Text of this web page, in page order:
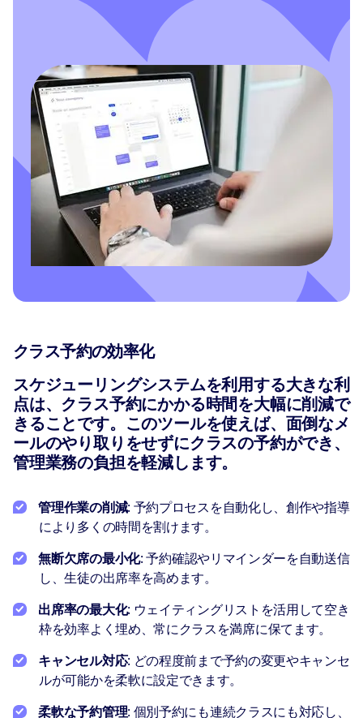
クラス予約の効率化
スケジューリングシステムを利用する大きな利
点は、クラス予約にかかる時間を大幅に削減で
きることです。このツールを使えば、面倒なメ
ールのやり取りをせずにクラスの予約ができ、
管理業務の負担を軽減します。
管理作業の削減: 予約プロセスを自動化し、創作や指導
により多くの時間を割けます。
無断欠席の最小化: 予約確認やリマインダーを自動送信
し、生徒の出席率を高めます。
出席率の最大化: ウェイティングリストを活用して空き
枠を効率よく埋め、常にクラスを満席に保てます。
キャンセル対応: どの程度前まで予約の変更やキャンセ
ルが可能かを柔軟に設定できます。
柔軟な予約管理: 個別予約にも連続クラスにも対応し、